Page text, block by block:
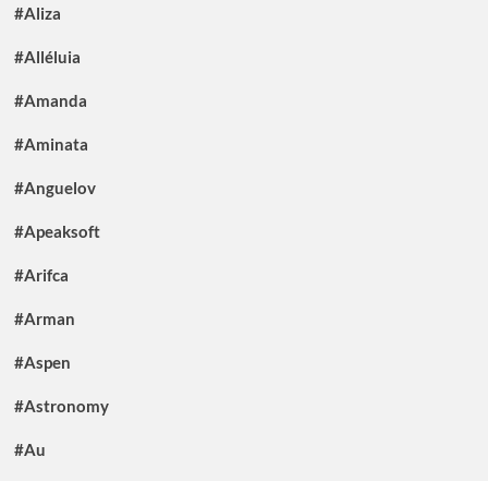
#Aliza
#Alléluia
#Amanda
#Aminata
#Anguelov
#Apeaksoft
#Arifca
#Arman
#Aspen
#Astronomy
#Au